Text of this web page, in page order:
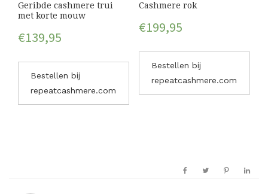
Geribde cashmere trui
met korte mouw
€139,95
Bestellen bij
repeatcashmere.com
Cashmere rok
€199,95
Bestellen bij
repeatcashmere.com